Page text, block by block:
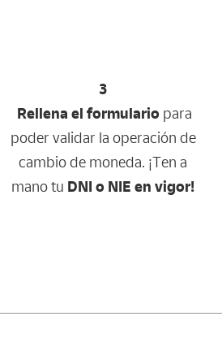
3
Rellena el formulario para
poder validar la operación de
cambio de moneda. ¡Ten a
mano tu DNI o NIE en vigor!